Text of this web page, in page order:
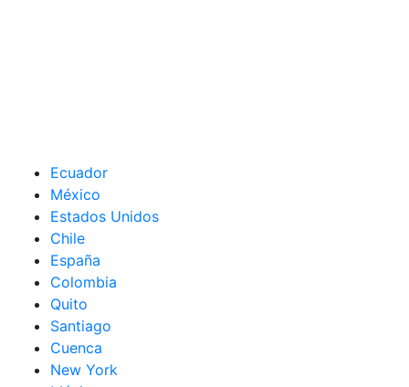
Ecuador
México
Estados Unidos
Chile
España
Colombia
Quito
Santiago
Cuenca
New York